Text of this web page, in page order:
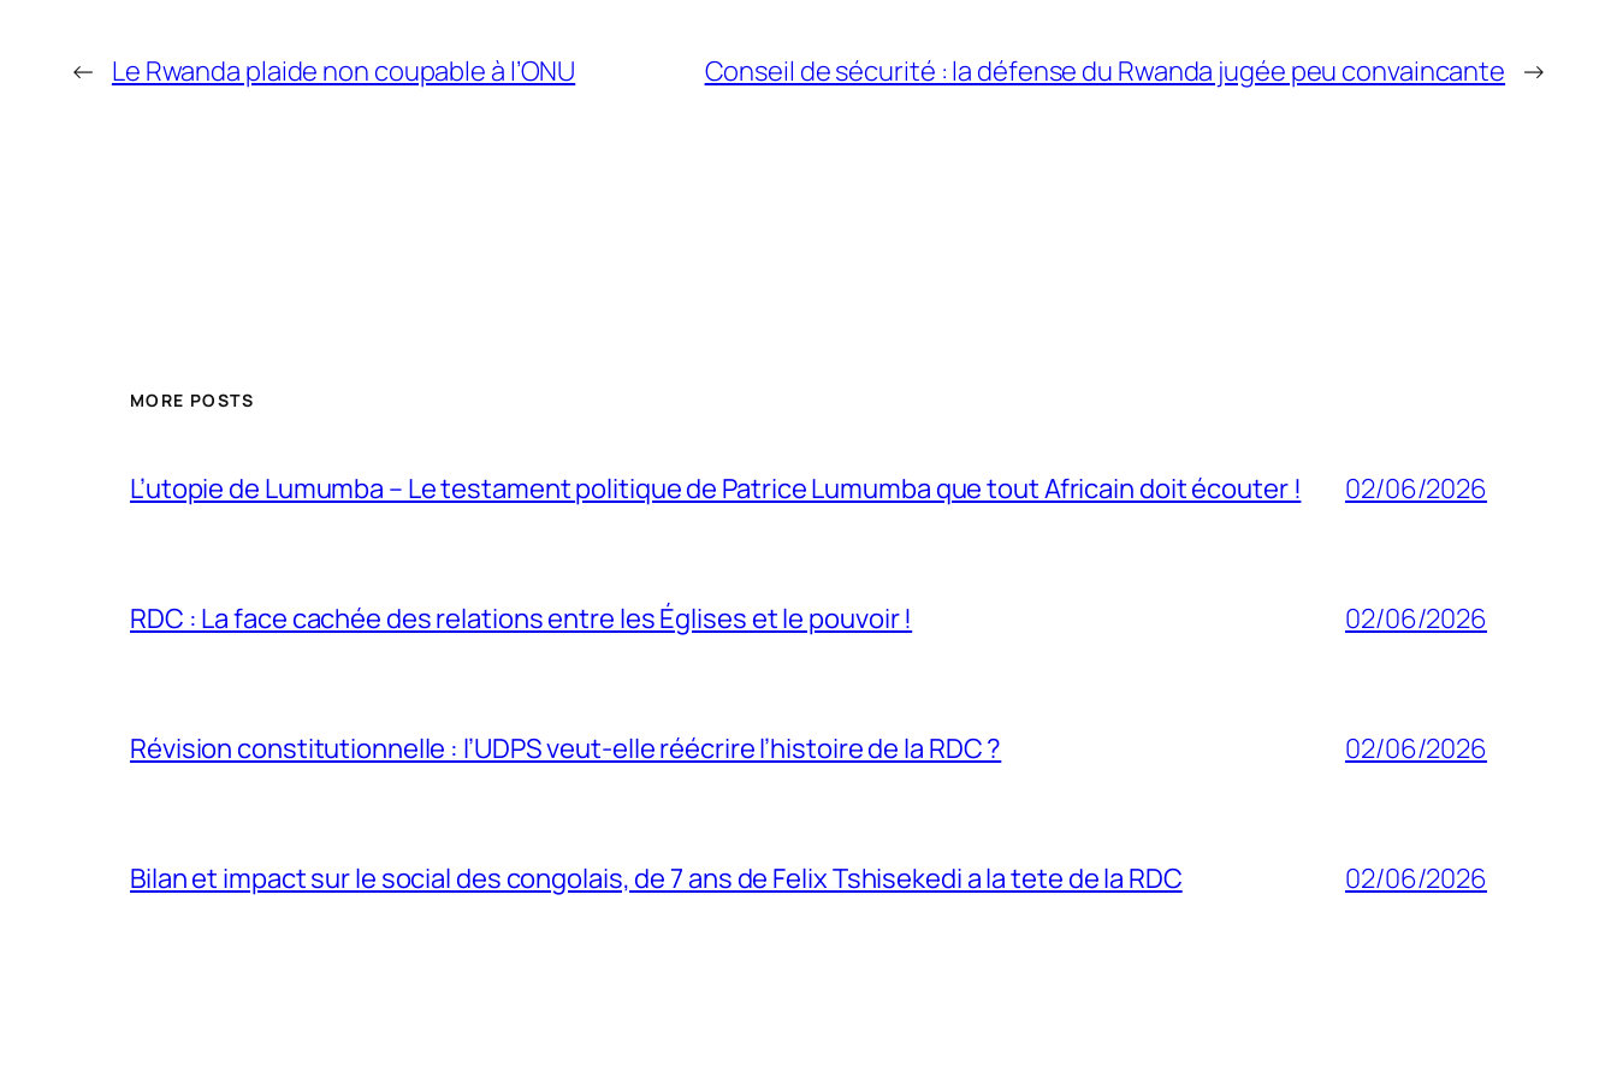
← Le Rwanda plaide non coupable à l’ONU Conseil de sécurité : la défense du Rwanda jugée peu convaincante →
MORE POSTS
L’utopie de Lumumba – Le testament politique de Patrice Lumumba que tout Africain doit écouter ! 02/06/2026
RDC : La face cachée des relations entre les Églises et le pouvoir ! 02/06/2026
Révision constitutionnelle : l’UDPS veut-elle réécrire l’histoire de la RDC ? 02/06/2026
Bilan et impact sur le social des congolais, de 7 ans de Felix Tshisekedi a la tete de la RDC 02/06/2026